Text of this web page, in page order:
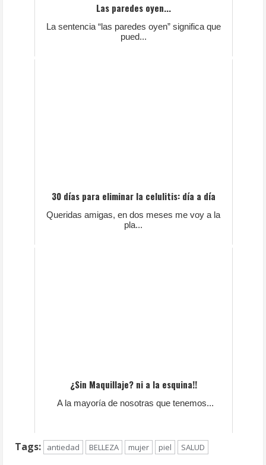
Las paredes oyen...
La sentencia “las paredes oyen” significa que
pued...
30 días para eliminar la celulitis: día a día
Queridas amigas, en dos meses me voy a la
pla...
¿Sin Maquillaje? ni a la esquina!!
A la mayoría de nosotras que tenemos...
Tags: antiedad BELLEZA mujer piel SALUD